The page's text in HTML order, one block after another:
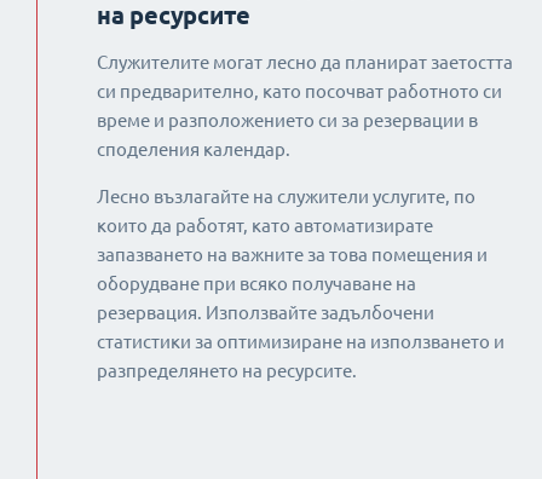
на ресурсите
Служителите могат лесно да планират заетостта
си предварително, като посочват работното си
време и разположението си за резервации в
споделения календар.
Лесно възлагайте на служители услугите, по
които да работят, като автоматизирате
запазването на важните за това помещения и
оборудване при всяко получаване на
резервация. Използвайте задълбочени
статистики за оптимизиране на използването и
разпределянето на ресурсите.